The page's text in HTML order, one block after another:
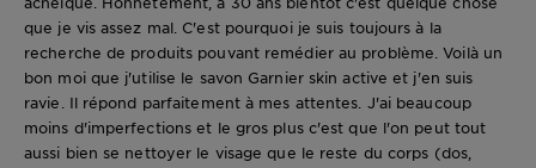
que je vis assez mal. C'est pourquoi je suis toujours à la
recherche de produits pouvant remédier au problème. Voilà un
bon moi que j'utilise le savon Garnier skin active et j'en suis
ravie. Il répond parfaitement à mes attentes. J'ai beaucoup
moins d'imperfections et le gros plus c'est que l'on peut tout
aussi bien se nettoyer le visage que le reste du corps (dos,